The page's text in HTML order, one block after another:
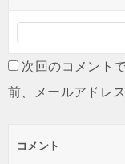
次回のコメント
前、メールアドレ
コメント